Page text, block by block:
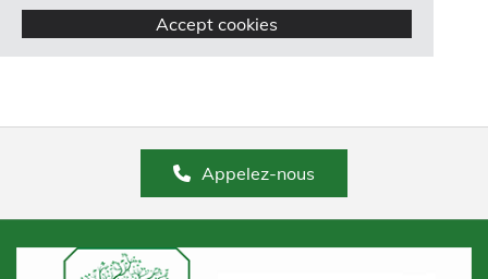
Accept cookies
Appelez-nous